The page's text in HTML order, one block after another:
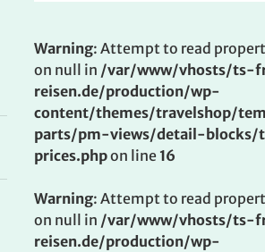
Warning: Attempt to read
on null in /var/www/vhosts/ts-
reisen.de/production/wp-
content/themes/travelshop/
parts/pm-views/detail-blocks/
prices.phpon line 16
Warning: Attempt to read
on null in /var/www/vhosts/ts-
reisen.de/production/wp-